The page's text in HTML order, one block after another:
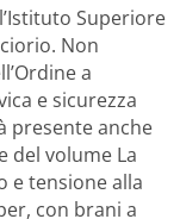
Superiore
Non
a
e sicurezza
presente anche
del volume La
e tensione alla
con brani a